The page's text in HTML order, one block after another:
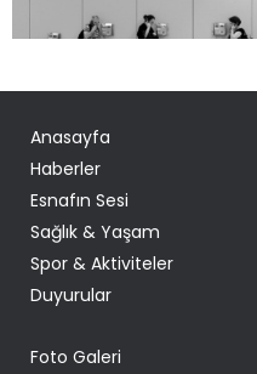
Anasayfa
Haberler
Esnafın Sesi
Sağlık & Yaşam
Spor & Aktiviteler
Duyurular
Foto Galeri